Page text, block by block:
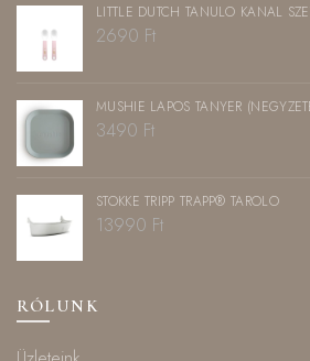
LITTLE DUTCH TANULÓ KANÁL
2690 Ft
MUSHIE LAPOS TÁNYÉR
3490 Ft
STOKKE TRIPP TRAPP® TÁROLÓ
13990 Ft
RÓLUNK